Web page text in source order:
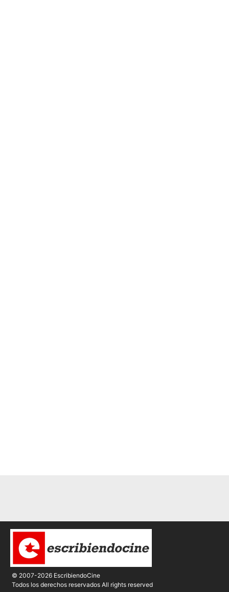
© 2007-2026 EscribiendoCine
Todos los derechos reservados All rights reserved